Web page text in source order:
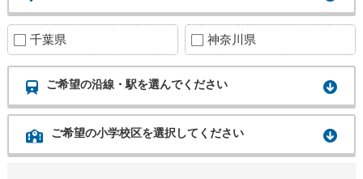
千葉県 神奈川県
ご希望の沿線・駅を選んでください
ご希望の小学校区を選択してください